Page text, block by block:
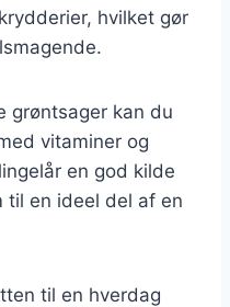
hvilket gør
grøntsager kan du
vitaminer og
en god kilde
til en ideel del af en
til en hverdag